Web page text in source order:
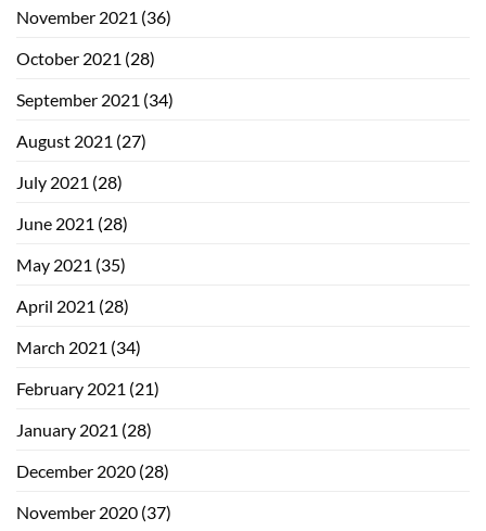
November 2021 (36)
October 2021 (28)
September 2021 (34)
August 2021 (27)
July 2021 (28)
June 2021 (28)
May 2021 (35)
April 2021 (28)
March 2021 (34)
February 2021 (21)
January 2021 (28)
December 2020 (28)
November 2020 (37)